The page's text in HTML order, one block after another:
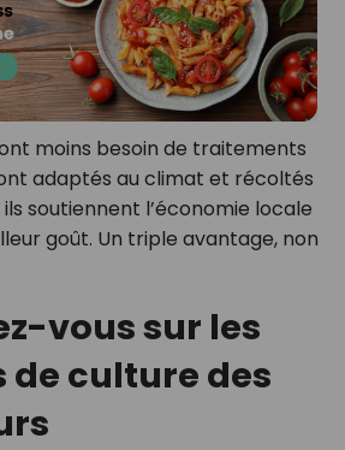
moins besoin de traitements
adaptés au climat et récoltés
soutiennent l’économie locale
goût. Un triple avantage, non
vous sur les
de culture des